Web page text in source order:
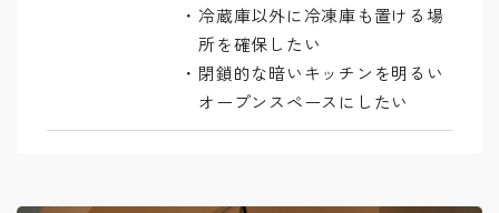
冷蔵庫以外に冷凍庫も置ける場
所を確保したい
閉鎖的な暗いキッチンを明るい
オープンスペースにしたい